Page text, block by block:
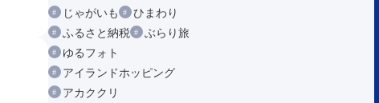
じゃがいも
ひまわり
ふるさと納税
ぶらり旅
ゆるフォト
アイランドホッピング
アカククリ